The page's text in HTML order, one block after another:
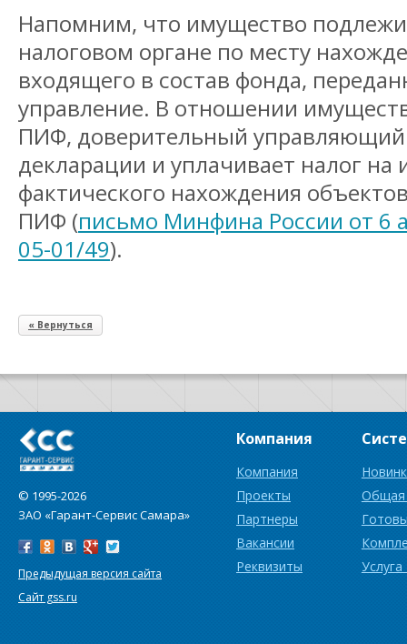
Напомним, что имущество
налоговом органе по месту
входящего в состав фонда,
управление. В отношении
ПИФ, доверительный управляющий
декларации и уплачивает налог
фактического нахождения
ПИФ (письмо Минфина России от 6
05-01/49).
« Вернуться
© 1995-2026
ЗАО «Гарант-Сервис Самара»
Предыдущая версия сайта
Сайт gss.ru
Компания
Компания
Проекты
Партнеры
Вакансии
Реквизиты
Общая